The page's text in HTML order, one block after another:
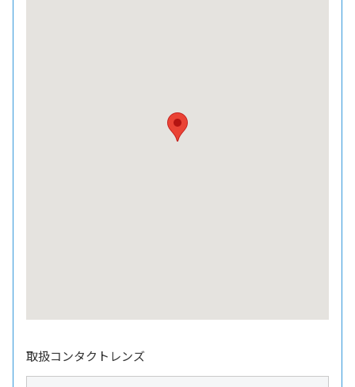
取扱コンタクトレンズ